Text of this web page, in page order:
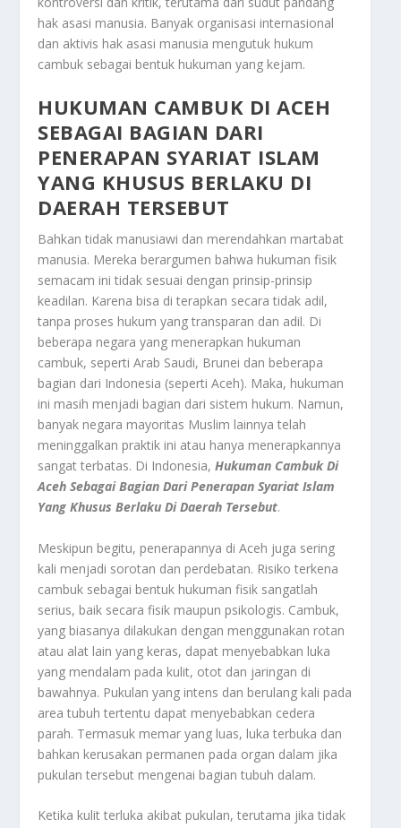
hak asasi manusia. Banyak organisasi internasional
dan aktivis hak asasi manusia mengutuk hukum
cambuk sebagai bentuk hukuman yang kejam.
HUKUMAN CAMBUK DI ACEH
SEBAGAI BAGIAN DARI
PENERAPAN SYARIAT ISLAM
YANG KHUSUS BERLAKU DI
DAERAH TERSEBUT
Bahkan tidak manusiawi dan merendahkan martabat
manusia. Mereka berargumen bahwa hukuman fisik
semacam ini tidak sesuai dengan prinsip-prinsip
keadilan. Karena bisa di terapkan secara tidak adil,
tanpa proses hukum yang transparan dan adil. Di
beberapa negara yang menerapkan hukuman
cambuk, seperti Arab Saudi, Brunei dan beberapa
bagian dari Indonesia (seperti Aceh). Maka, hukuman
ini masih menjadi bagian dari sistem hukum. Namun,
banyak negara mayoritas Muslim lainnya telah
meninggalkan praktik ini atau hanya menerapkannya
sangat terbatas. Di Indonesia,Hukuman Cambuk Di
Aceh Sebagai Bagian Dari Penerapan Syariat Islam
Yang Khusus Berlaku Di Daerah Tersebut.
Meskipun begitu, penerapannya di Aceh juga sering
kali menjadi sorotan dan perdebatan. Risiko terkena
cambuk sebagai bentuk hukuman fisik sangatlah
serius, baik secara fisik maupun psikologis. Cambuk,
yang biasanya dilakukan dengan menggunakan rotan
atau alat lain yang keras, dapat menyebabkan luka
yang mendalam pada kulit, otot dan jaringan di
bawahnya. Pukulan yang intens dan berulang kali pada
area tubuh tertentu dapat menyebabkan cedera
parah. Termasuk memar yang luas, luka terbuka dan
bahkan kerusakan permanen pada organ dalam jika
pukulan tersebut mengenai bagian tubuh dalam.
Ketika kulit terluka akibat pukulan, terutama jika tidak